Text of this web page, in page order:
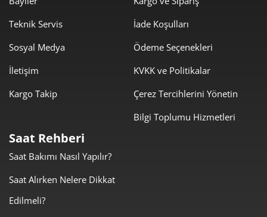
Teknik Servis
Sosyal Medya
İletişim
Kargo Takip
İade Koşulları
Ödeme Seçenekleri
KVKK ve Politikalar
Çerez Tercihlerini Yönetin
Bilgi Toplumu Hizmetleri
Saat Rehberi
Saat Bakımı Nasıl Yapılır?
Saat Alırken Nelere Dikkat
Edilmeli?